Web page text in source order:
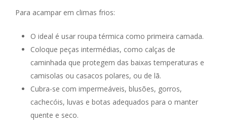
Para acampar em climas frios:
O ideal é usar roupa térmica como primeira camada.
Coloque peças intermédias, como calças de
caminhada que protegem das baixas temperaturas e
camisolas ou casacos polares, ou de lã.
Cubra-se com impermeáveis, blusões, gorros,
cachecóis, luvas e botas adequados para o manter
quente e seco.